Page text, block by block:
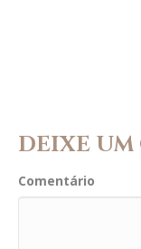
DEIXE
Comentário